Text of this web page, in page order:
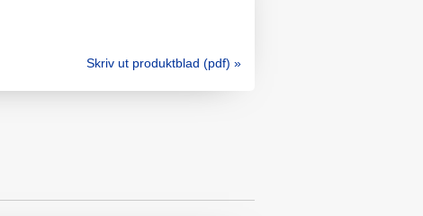
Skriv ut produktblad (pdf) »